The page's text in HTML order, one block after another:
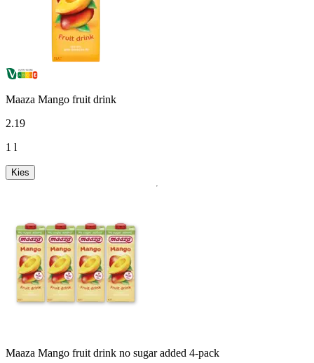
Maaza Mango fruit drink
2.19
1 l
Kies
Maaza Mango fruit drink no sugar added 4-pack